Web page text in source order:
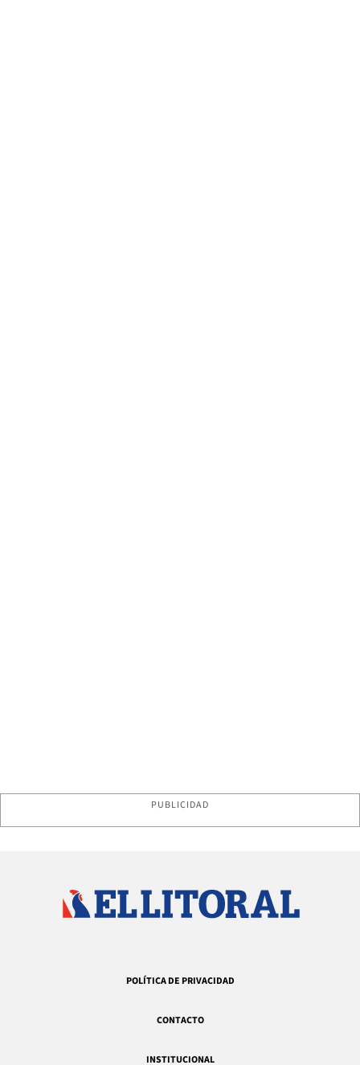
PUBLICIDAD
POLÍTICA DE PRIVACIDAD
CONTACTO
INSTITUCIONAL